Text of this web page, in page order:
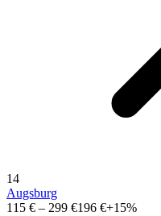
14
Augsburg
115 € – 299 €196 €+15%